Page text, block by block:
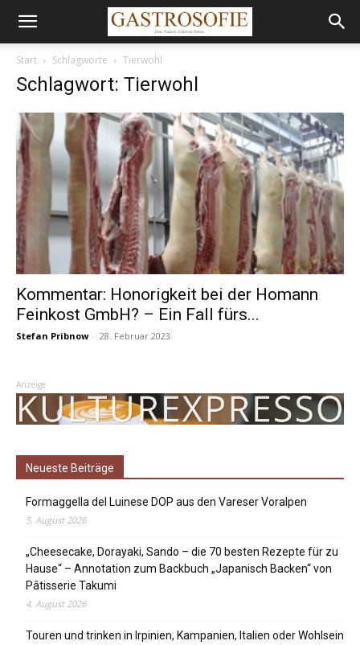
Start Schlagworte Tierwohl
Schlagwort: Tierwohl
Kommentar: Honorigkeit bei der Homann
Feinkost GmbH? – Ein Fall fürs...
Stefan Pribnow - 28. Februar 2023
Anzeige
Neueste Beiträge
Formaggella del Luinese DOP aus den Vareser Voralpen
5. August 2026
„Cheesecake, Dorayaki, Sando – die 70 besten Rezepte für zu
Hause“ – Annotation zum Backbuch „Japanisch Backen“ von
Pâtisserie Takumi
4. August 2026
Touren und trinken in Irpinien, Kampanien, Italien oder Wohlsein